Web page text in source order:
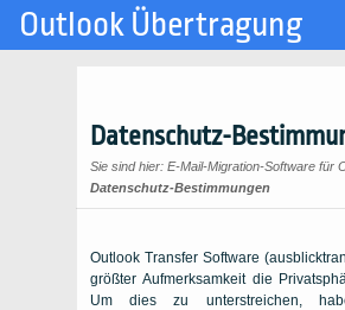
Datenschutz-
Sie sind hier: E-Mail-Migration-Software für
Datenschutz-Bestimmungen
Outlook Transfer Software
größter Aufmerksamkeit die
Um dies zu unterstreichen,
Outlook Übertragung